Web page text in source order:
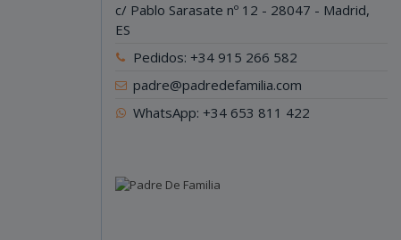
c/ Pablo Sarasate nº 12 - 28047 - Madrid,
ES
Pedidos: +34 915 266 582
padre@padredefamilia.com
WhatsApp: +34 653 811 422